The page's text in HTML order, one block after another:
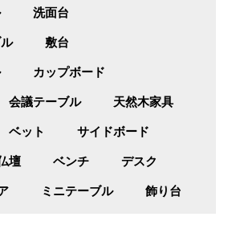
洗面台
敷台
カップボード
会議テーブル 天然木家具
ベット サイドボード
壇 ベンチ デスク
ミニテーブル 飾り台